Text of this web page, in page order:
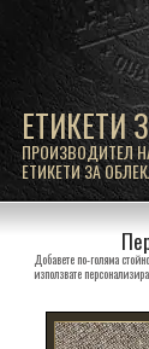
ЕТИКЕТИ
ПРОИЗВОДИТЕЛ
ЕТИКЕТИ ЗА
Добавете по-голяма
използвате